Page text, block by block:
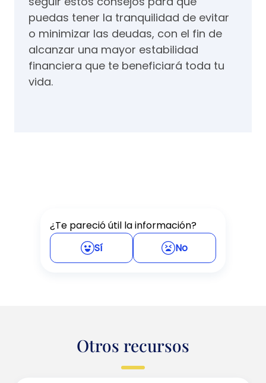
puedas tener la tranquilidad de evitar
o minimizar las deudas, con el fin de
alcanzar una mayor estabilidad
financiera que te beneficiará toda tu
vida.
¿Te pareció útil la información?
Sí
No
Otros recursos